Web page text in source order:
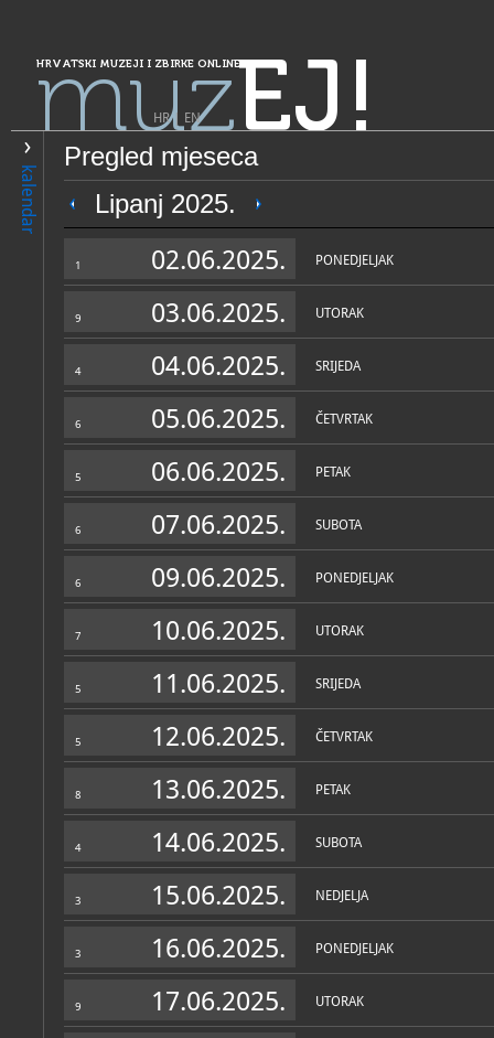
HRVATSKI MUZEJI I ZBIRKE ONLINE
muzEJ!
HR| EN
kalendar
Pregled mjeseca
Lipanj 2025.
1 02.06.2025. PONEDJELJAK
9 03.06.2025. UTORAK
4 04.06.2025. SRIJEDA
6 05.06.2025. ČETVRTAK
5 06.06.2025. PETAK
6 07.06.2025. SUBOTA
6 09.06.2025. PONEDJELJAK
7 10.06.2025. UTORAK
5 11.06.2025. SRIJEDA
5 12.06.2025. ČETVRTAK
8 13.06.2025. PETAK
4 14.06.2025. SUBOTA
3 15.06.2025. NEDJELJA
3 16.06.2025. PONEDJELJAK
9 17.06.2025. UTORAK
PRETRAŽIVANJE
Grad Zagreb
Galerija Klovićevi dvori
OPĆI PODACI
Zbirke